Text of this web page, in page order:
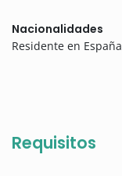
Nacionalidades
Residente en España
Requisitos